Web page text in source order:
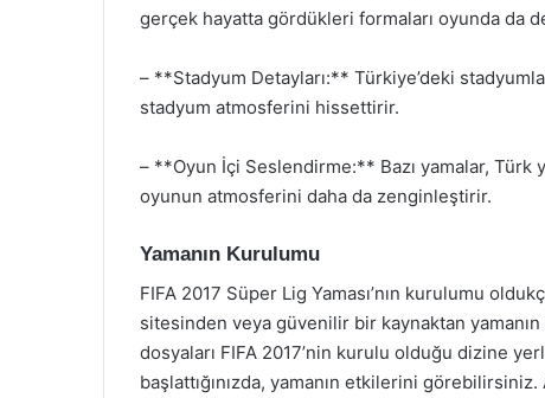
gerçek hayatta gördükleri formaları oyunda da
– **Stadyum Detayları:** Türkiye’deki
stadyum atmosferini hissettirir.
– **Oyun İçi Seslendirme:** Bazı yamalar,
oyunun atmosferini daha da zenginleştirir.
Yamanın Kurulumu
FIFA 2017 Süper Lig Yaması’nın kurulumu
sitesinden veya güvenilir bir kaynaktan
dosyaları FIFA 2017’nin kurulu olduğu dizine
başlattığınızda, yamanın etkilerini